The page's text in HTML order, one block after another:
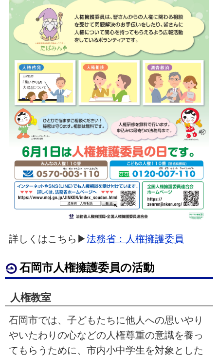
詳しくはこちら▶法務省：人権擁護委員
石岡市人権擁護委員の活動
人権教室
石岡市では、子どもたちに他人への思いやり
やいたわりの心などの人権尊重の意識を養っ
てもらうために、市内小中学生を対象とした